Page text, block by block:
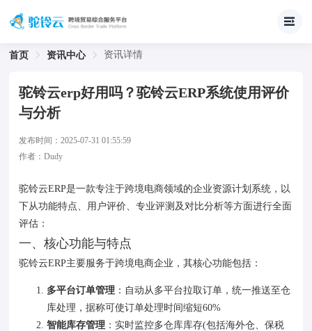
首页 资讯中心 资讯详情
驼铃云erp好用吗？驼铃云ERP系统使用评价
与分析
发布时间：2025-07-31 01:55:59
作者：Dudy
驼铃云ERP是一款专注于跨境电商领域的企业资源计划系统，以
下从功能特点、用户评价、专业评测及对比分析等方面进行全面
评估：
一、核心功能与特点
驼铃云ERP主要服务于跨境电商企业，其核心功能包括：
多平台订单管理 ‌：自动从多平台拉取订单，统一推送至仓
库处理，据称可使订单处理时间缩短60%‌
智能库存管理 ‌：实时监控多仓库库存(包括海外仓、保税